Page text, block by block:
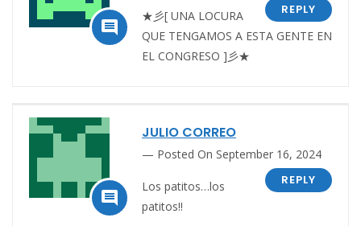

REPLY
★彡[ UNA LOCURA
QUE TENGAMOS A ESTA GENTE EN
EL CONGRESO ]彡★

JULIO CORREO
Posted On September 16, 2024
REPLY
Los patitos…los
patitos!!